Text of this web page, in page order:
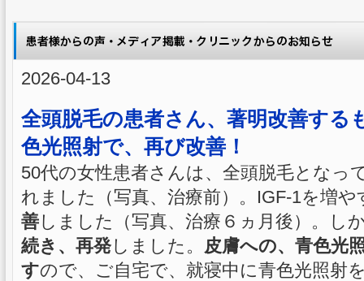
2026-04-13
全頭脱毛の患者さん、著明改善する
色光照射で、再び改善！
50代の女性患者さんは、全頭脱毛となっ
れました（写真、治療前）。IGF-1を増や
善しました（写真、治療６ヵ月後）。し
続き、再発しました。 皮膚への、青色光
すので、ご自宅で、就寝中に青色光照射